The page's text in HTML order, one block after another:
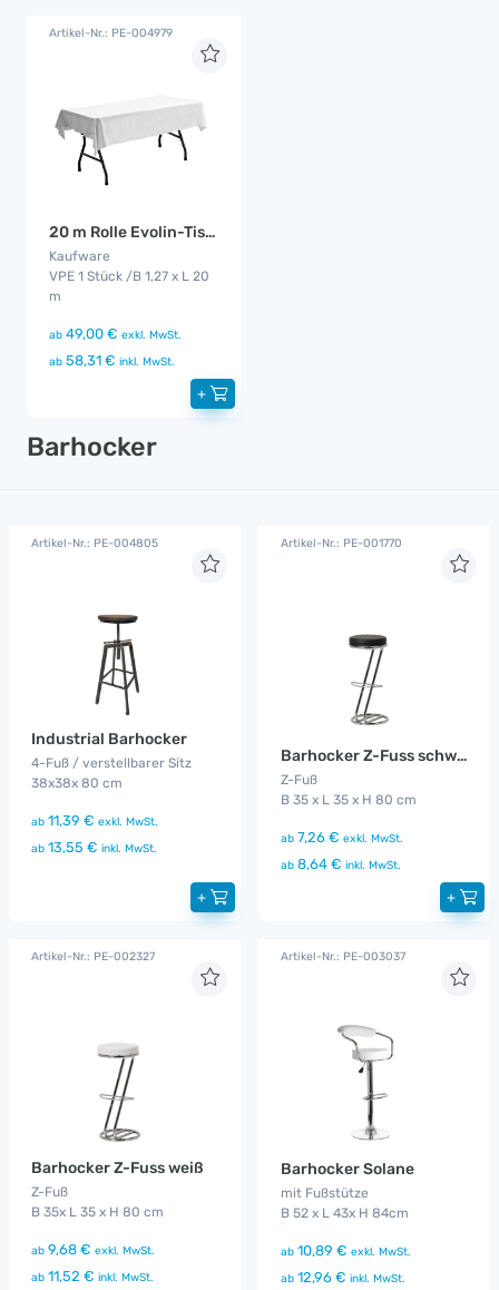
Artikel-Nr.: PE-004979
20 m Rolle Evolin-Tischdecke 1,27 m
Kaufware
VPE 1 Stück /B 1,27 x L 20
m
ab 49,00 € exkl. MwSt.
ab 58,31 € inkl. MwSt.
+
Barhocker
Artikel-Nr.: PE-004805
Industrial Barhocker
4-Fuß / verstellbarer Sitz
38x38x 80 cm
ab 11,39 € exkl. MwSt.
ab 13,55 € inkl. MwSt.
+
Artikel-Nr.: PE-001770
Barhocker Z-Fuss schwarz
Z-Fuß
B 35 x L 35 x H 80 cm
ab 7,26 € exkl. MwSt.
ab 8,64 € inkl. MwSt.
+
Artikel-Nr.: PE-002327
Barhocker Z-Fuss weiß
Z-Fuß
B 35x L 35 x H 80 cm
ab 9,68 € exkl. MwSt.
ab 11,52 € inkl. MwSt.
Artikel-Nr.: PE-003037
Barhocker Solane
mit Fußstütze
B 52 x L 43x H 84cm
ab 10,89 € exkl. MwSt.
ab 12,96 € inkl. MwSt.